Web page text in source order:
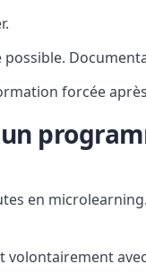
possible.
forcée
en microlearning.
volontairement